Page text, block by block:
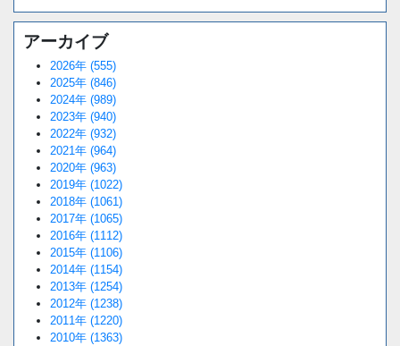
アーカイブ
2026年 (555)
2025年 (846)
2024年 (989)
2023年 (940)
2022年 (932)
2021年 (964)
2020年 (963)
2019年 (1022)
2018年 (1061)
2017年 (1065)
2016年 (1112)
2015年 (1106)
2014年 (1154)
2013年 (1254)
2012年 (1238)
2011年 (1220)
2010年 (1363)